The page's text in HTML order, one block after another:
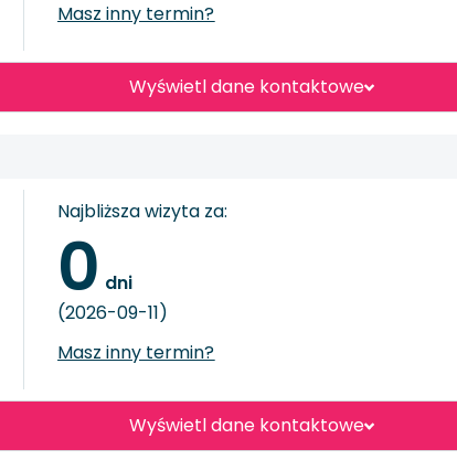
Wyświetl dane kontaktowe
Masz inny termin?
Wyświetl dane kontaktowe
Najbliższa wizyta za:
0 dni
(2026-09-11)
Masz inny termin?